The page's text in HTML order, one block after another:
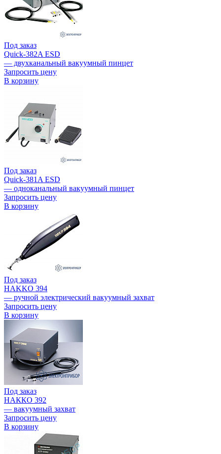
Под заказ
Quick-382A ESD
— двухканальный вакуумный пинцет
Запросить цену
В корзину
Под заказ
Quick-381A ESD
— одноканальный вакуумный пинцет
Запросить цену
В корзину
Под заказ
HAKKO 394
— ручной электрический вакуумный захват
Запросить цену
В корзину
Под заказ
НАККО 392
— вакуумный захват
Запросить цену
В корзину